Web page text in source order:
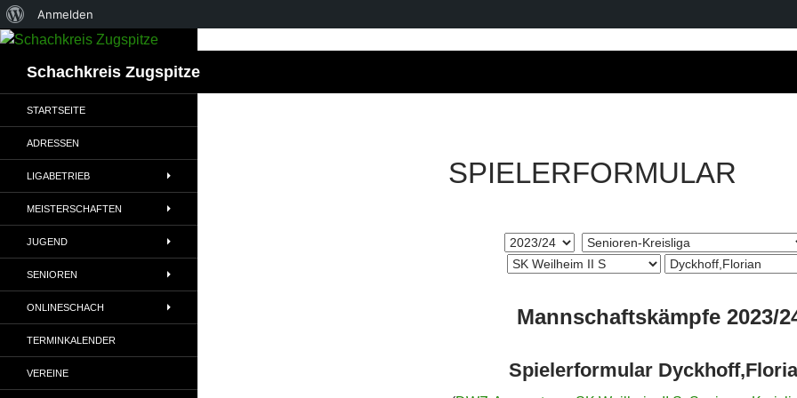
Über
WordPress
Anmelden
Zum
springenSchachkreis Zugspitze
SPIELERFORMULAR
Mannschaftskämpfe 2023/
Spielerformular
STARTSEITE
ADRESSEN
LIGABETRIEB
MEISTERSCHAFTEN
JUGEND
SENIOREN
ONLINESCHACH
TERMINKALENDER
VEREINE